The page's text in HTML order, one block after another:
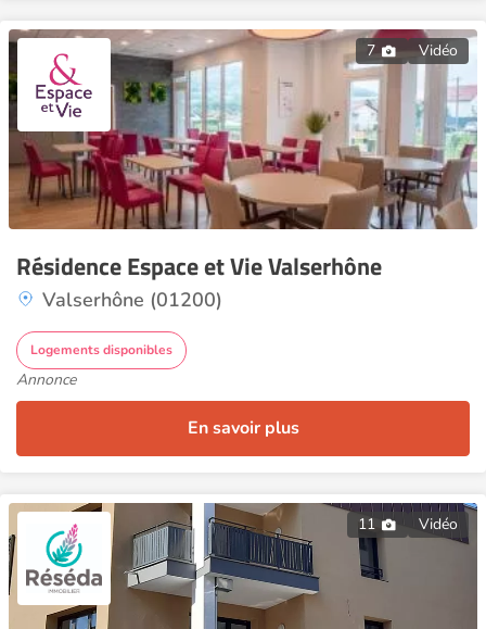
7 Vidéo
Résidence Espace et Vie Valserhône
Valserhône (01200)
Logements disponibles
Annonce
En savoir plus
11 Vidéo